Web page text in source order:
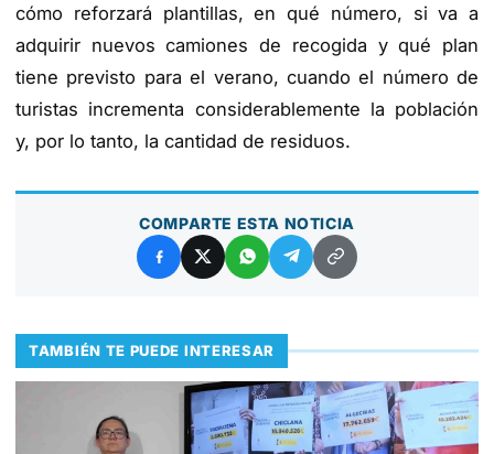
cómo reforzará plantillas, en qué número, si va a
adquirir nuevos camiones de recogida y qué plan
tiene previsto para el verano, cuando el número de
turistas incrementa considerablemente la población
y, por lo tanto, la cantidad de residuos.
COMPARTE ESTA NOTICIA
TAMBIÉN TE PUEDE INTERESAR